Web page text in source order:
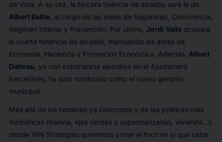
de Vida. A su vez, la tercera tinencia de alcaldía será la de
Albert Batlle, al cargo de las áreas de Seguridad, Convivencia,
Régimen Interior y Prevención. Por último, Jordi Valls ocupará
la cuarta tenencia de alcaldía, manejando las áreas de
Economía, Hacienda y Promoción Económica. Además, Albert
Dalmau , ya con experiencia ejecutiva en el Ajuntament
barcelonés, ha sido nombrado como el nuevo gerente
municipal.
Más allá de los nombres ya conocidos y de las políticas más
mediáticas (tranvía, ejes verdes y supermanzanas, vivienda…),
desde 19N Strategies queremos poner el foco en lo que cabe